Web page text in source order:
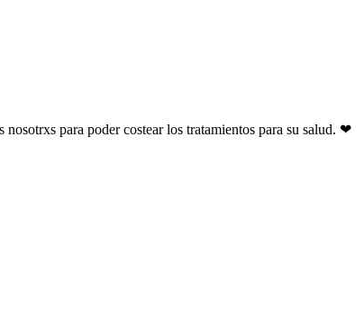
para poder costear los tratamientos para su salud. ❤